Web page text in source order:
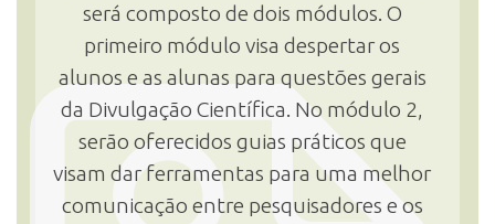
será composto de dois módulos. O
primeiro módulo visa despertar os
alunos e as alunas para questões gerais
da Divulgação Científica. No módulo 2,
serão oferecidos guias práticos que
visam dar ferramentas para uma melhor
comunicação entre pesquisadores e os